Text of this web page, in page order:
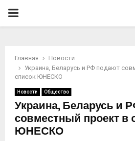
ОСНОВНОЕ
Главная
Новости
Украина, Беларусь и РФ подают
список ЮНЕСКО
Новости Общество
Украина, Беларусь и
совместный проект в
ЮНЕСКО